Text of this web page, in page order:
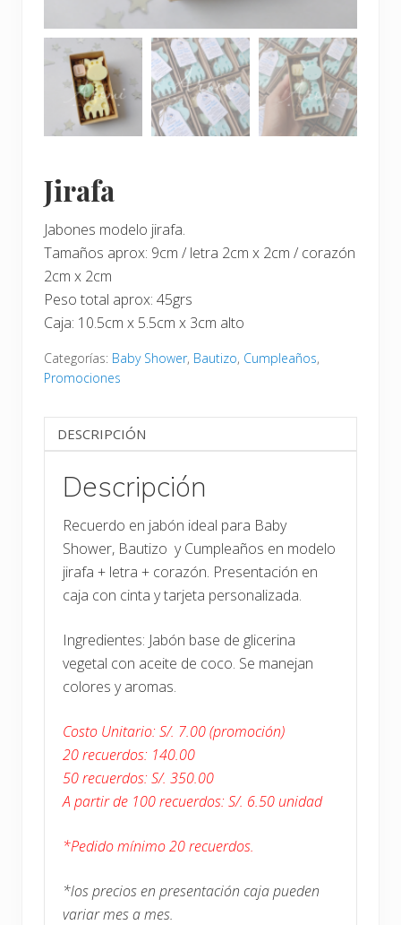
Jirafa
Jabones modelo jirafa.
Tamaños aprox: 9cm / letra 2cm x 2cm / corazón
2cm x 2cm
Peso total aprox: 45grs
Caja: 10.5cm x 5.5cm x 3cm alto
Categorías: Baby Shower, Bautizo, Cumpleaños,
Promociones
DESCRIPCIÓN
Descripción
Recuerdo en jabón ideal para Baby
Shower, Bautizo y Cumpleaños en modelo
jirafa + letra + corazón. Presentación en
caja con cinta y tarjeta personalizada.
Ingredientes: Jabón base de glicerina
vegetal con aceite de coco. Se manejan
colores y aromas.
Costo Unitario: S/. 7.00 (promoción)
20 recuerdos: 140.00
50 recuerdos: S/. 350.00
A partir de 100 recuerdos: S/. 6.50 unidad
*Pedido mínimo 20 recuerdos.
*los precios en presentación caja pueden
variar mes a mes.